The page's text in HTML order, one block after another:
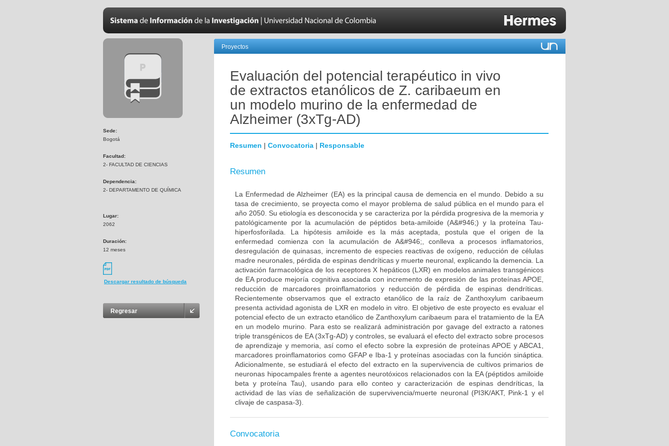
Sede:
Bogotá
Facultad:
2- FACULTAD DE CIENCIAS
Dependencia:
2- DEPARTAMENTO DE QUÍMICA
Lugar:
2062
Duración:
12 meses
Descargar resultado de búsqueda
Regresar
Proyectos
Evaluación del potencial terapéutico in vivo
de extractos etanólicos de Z. caribaeum en
un modelo murino de la enfermedad de
Alzheimer (3xTg-AD)
Resumen | Convocatoria | Responsable
Resumen
La Enfermedad de Alzheimer (EA) es la principal causa de demencia en el mundo. Debido a su
tasa de crecimiento, se proyecta como el mayor problema de salud pública en el mundo para el
año 2050. Su etiología es desconocida y se caracteriza por la pérdida progresiva de la memoria y
patológicamente por la acumulación de péptidos beta-amiloide (A&#946;) y la proteína Tau-
hiperfosforilada. La hipótesis amiloide es la más aceptada, postula que el origen de la
enfermedad comienza con la acumulación de A&#946;, conlleva a procesos inflamatorios,
desregulación de quinasas, incremento de especies reactivas de oxígeno, reducción de células
madre neuronales, pérdida de espinas dendríticas y muerte neuronal, explicando la demencia. La
activación farmacológica de los receptores X hepáticos (LXR) en modelos animales transgénicos
de EA produce mejoría cognitiva asociada con incremento de expresión de las proteínas APOE,
reducción de marcadores proinflamatorios y reducción de pérdida de espinas dendríticas.
Recientemente observamos que el extracto etanólico de la raíz de Zanthoxylum caribaeum
presenta actividad agonista de LXR en modelo in vitro. El objetivo de este proyecto es evaluar el
potencial efecto de un extracto etanólico de Zanthoxylum caribaeum para el tratamiento de la EA
en un modelo murino. Para esto se realizará administración por gavage del extracto a ratones
triple transgénicos de EA (3xTg-AD) y controles, se evaluará el efecto del extracto sobre procesos
de aprendizaje y memoria, así como el efecto sobre la expresión de proteínas APOE y ABCA1,
marcadores proinflamatorios como GFAP e Iba-1 y proteínas asociadas con la función sináptica.
Adicionalmente, se estudiará el efecto del extracto en la supervivencia de cultivos primarios de
neuronas hipocampales frente a agentes neurotóxicos relacionados con la EA (péptidos amiloide
beta y proteína Tau), usando para ello conteo y caracterización de espinas dendríticas, la
actividad de las vías de señalización de supervivencia/muerte neuronal (PI3K/AKT, Pink-1 y el
clivaje de caspasa-3).
Convocatoria